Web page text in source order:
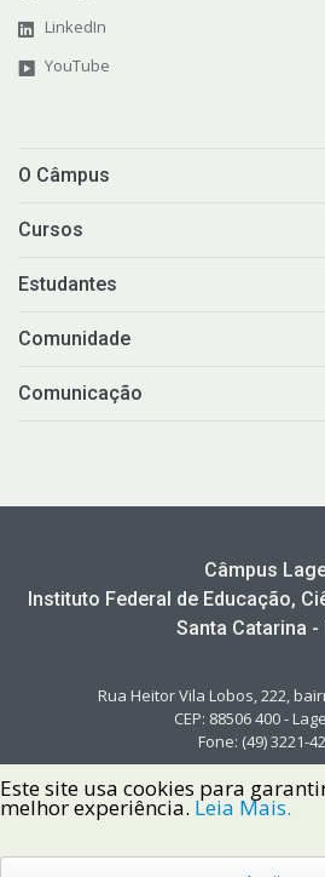
LinkedIn
YouTube
O Câmpus
Cursos
Estudantes
Comunidade
Comunicação
Câmpus
Instituto Federal de Educação,
Santa Catarina -
Rua Heitor Vila Lobos, 222,
CEP: 88506 400 -
Fone: (49) 3221-
Este site usa cookies para
melhor experiência. Leia Mais.